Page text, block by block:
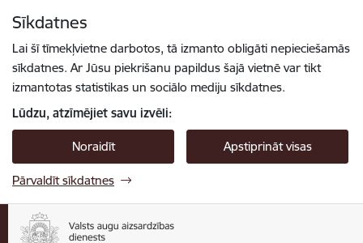
Sīkdatnes
Lai šī tīmekļvietne darbotos, tā izmanto obligāti nepieciešamās
sīkdatnes. Ar Jūsu piekrišanu papildus šajā vietnē var tikt
izmantotas statistikas un sociālo mediju sīkdatnes.
Lūdzu, atzīmējiet savu izvēli:
Noraidīt Apstiprināt visas
Pārvaldīt sīkdatnes